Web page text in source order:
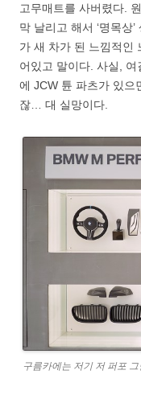
고무매트를 사버렸다.
막 날리고 해서 ‘명목상
가 새 차가 된 느낌적인
어있고 말이다. 사실,
에 JCW 튠 파츠가 있으
잖… 대 실망이다.
구름카에는 저기 저 퍼포